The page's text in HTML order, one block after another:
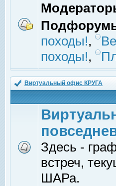
походы!,
походы!,
Виртуальный офис КРУГА
Здесь -
встреч,
ШАРа.